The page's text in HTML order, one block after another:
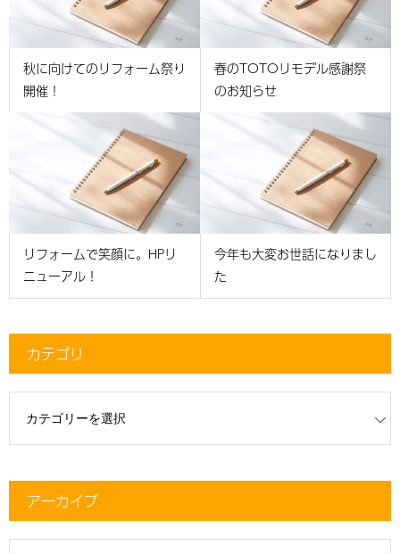
秋に向けてのリフォーム祭り
開催！
春のTOTOリモデル感謝祭
のお知らせ
リフォームで笑顔に。HPリ
ニューアル！
今年も大変お世話になりまし
た
カテゴリ
アーカイブ